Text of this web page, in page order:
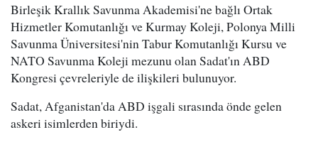
Birleşik Krallık Savunma Akademisi'ne bağlı Ortak
Hizmetler Komutanlığı ve Kurmay Koleji, Polonya Milli
Savunma Üniversitesi'nin Tabur Komutanlığı Kursu ve
NATO Savunma Koleji mezunu olan Sadat'ın ABD
Kongresi çevreleriyle de ilişkileri bulunuyor.
Sadat, Afganistan'da ABD işgali sırasında önde gelen
askeri isimlerden biriydi.